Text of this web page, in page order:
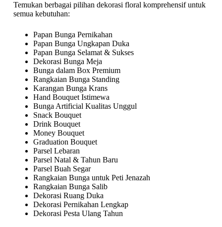
Temukan berbagai pilihan dekorasi floral komprehensif untuk
semua kebutuhan:
Papan Bunga Pernikahan
Papan Bunga Ungkapan Duka
Papan Bunga Selamat & Sukses
Dekorasi Bunga Meja
Bunga dalam Box Premium
Rangkaian Bunga Standing
Karangan Bunga Krans
Hand Bouquet Istimewa
Bunga Artificial Kualitas Unggul
Snack Bouquet
Drink Bouquet
Money Bouquet
Graduation Bouquet
Parsel Lebaran
Parsel Natal & Tahun Baru
Parsel Buah Segar
Rangkaian Bunga untuk Peti Jenazah
Rangkaian Bunga Salib
Dekorasi Ruang Duka
Dekorasi Pernikahan Lengkap
Dekorasi Pesta Ulang Tahun